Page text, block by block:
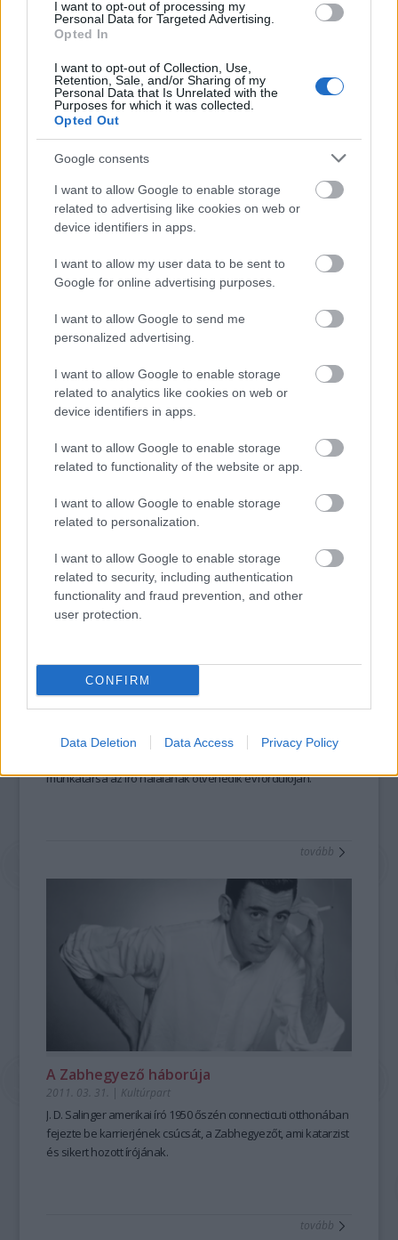
I want to opt-out of processing my
Personal Data for Targeted Advertising.
Opted In
I want to opt-out of Collection, Use,
Retention, Sale, and/or Sharing of my
Personal Data that Is Unrelated with the
Purposes for which it was collected.
Opted Out
Google consents
I want to allow Google to enable storage
related to advertising like cookies on web or
device identifiers in apps.
I want to allow my user data to be sent to
Google for online advertising purposes.
I want to allow Google to send me
personalized advertising.
I want to allow Google to enable storage
related to analytics like cookies on web or
device identifiers in apps.
I want to allow Google to enable storage
related to functionality of the website or app.
I want to allow Google to enable storage
related to personalization.
I want to allow Google to enable storage
related to security, including authentication
functionality and fraud prevention, and other
user protection.
CONFIRM
Data Deletion Data Access Privacy Policy
Virginia Woolfálmatag tekintete,Salinger elálló fülei
a gimis
évkönyvben, a
tini Allen Ginsberg
fülig érő vigyora: sose
voltak, mint mi.
Hemingway 47 végű műve
2012. 07. 07.|Kultúrpart
Ernest Hemingway 47 befejezést írt A búcsú a fegyverektől
című mesterművéhez, most az író örököseinek
köszönhetően mindegyiket megismerhetik az olvasók.
Az FBI kergette a halálba Hemingway-t
Ernest Hemingway-t az állandó FBI-megfigyelés kergette az
munkatársa az író halálának ötvenedik évfordulóján.
tovább
A Zabhegyező háborúja
2011. 03. 31. | Kultúrpart
J. D. Salinger amerikai író 1950 őszén connecticuti otthonában
fejezte be karrierjének csúcsát, a Zabhegyezőt, ami katarzist
és sikert hozott írójának.
tovább